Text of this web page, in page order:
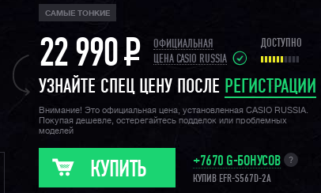
лаконичным моделям со спортивным характером.
Edifice и самая многочисленная линейка эдифайсов.
Модели серии EFR обладают различными расцветками и
на каждый день сотням тысяч людей по всему миру!
САМЫЕ ТОНКИЕ
22 990P
ОФИЦИАЛЬНАЯ
ЦЕНА CASIO RUSSIA
ДОСТУПНО
УЗНАЙТЕ СПЕЦ ЦЕНУ ПОСЛЕ РЕГИСТРАЦИИ
Внимание! Это официальная цена, установленная CASIO RUSSIA.
Покупая дешевле, остерегайтесь подделок или проблемных
моделей
КУПИТЬ +7670 G-БОНУСОВ
КУПИВ EFR-S567D-2A
?